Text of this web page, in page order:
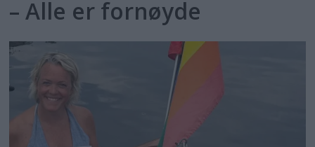
– Alle er fornøyde